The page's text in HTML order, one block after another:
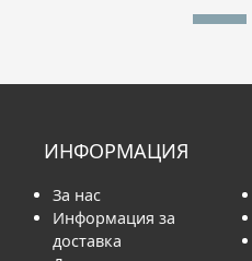
ИНФОРМАЦИЯ
За нас
Информация за
доставка